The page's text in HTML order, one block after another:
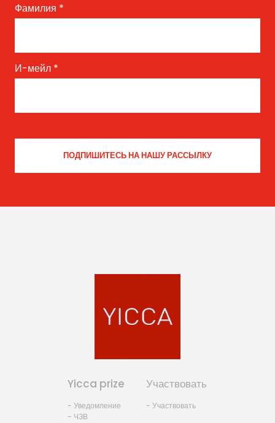
Фамилия *
И-мейл *
Yicca prize
- Уведомление
- ЧЗВ
Участвовать
- Участвовать